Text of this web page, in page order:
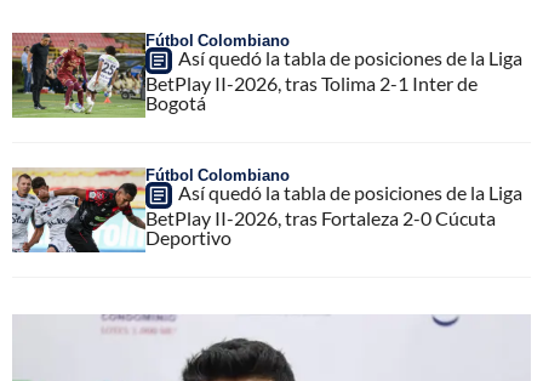
Fútbol Colombiano
Así quedó la tabla de posiciones de la Liga
BetPlay II-2026, tras Tolima 2-1 Inter de
Bogotá
Fútbol Colombiano
Así quedó la tabla de posiciones de la Liga
BetPlay II-2026, tras Fortaleza 2-0 Cúcuta
Deportivo